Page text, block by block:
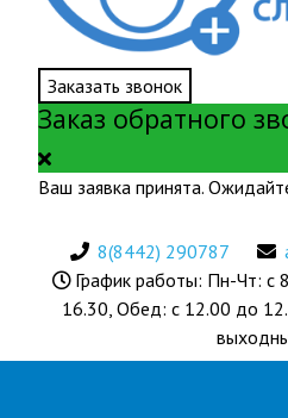
Заказать звонок
Заказ обратного
Ваш заявка принята.
8(8442) 290787
График работы: Пн-Чт: с
16.30, Обед: с 12.00 до